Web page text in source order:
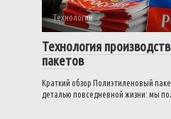
Технологии
Технология
пакетов
Краткий обзор Полиэтиленовый
деталью повседневной жизни: мы